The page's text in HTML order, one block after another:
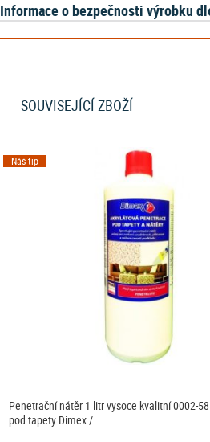
Informace o bezpečnosti výrobku
SOUVISEJÍCÍ ZBOŽÍ
Náš tip
Penetrační nátěr 1 litr vysoce kvalitní 0002-
pod tapety Dimex /…